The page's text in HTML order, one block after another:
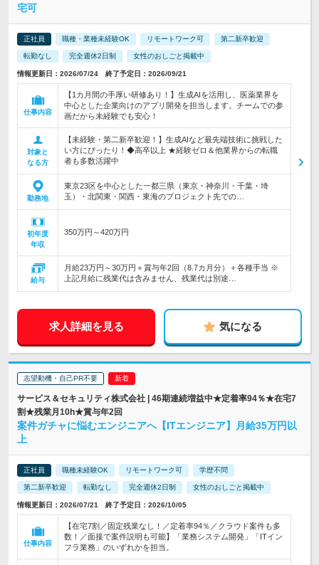
宅可
正社員 職種・業種未経験OK リモートワーク可 第二新卒歓迎
転勤なし 完全週休2日制 女性のおしごと掲載中
情報更新日：2026/07/24 終了予定日：2026/09/21
仕事内容
【1カ月間の手厚い研修あり！】生成AIを活用し、医薬業界を
中心とした企業向けのアプリ開発を担当します。チームでの参
画だから未経験でも安心！
対象と
なる方
【未経験・第二新卒歓迎！】生成AIなど最先端技術に挑戦した
い方にぴったり！◆高卒以上 ★経験ゼロ＆他業界からの転職
者も多数活躍中
勤務地
東京23区を中心とした一都三県（東京・神奈川・千葉・埼
玉）・北関東・関西・東海のプロジェクト先での…
初年度
年収
350万円～420万円
給与
月給23万円～30万円＋賞与年2回（8.7カ月分）＋各種手当 ※
上記月給に残業代は含みません、残業代は別途…
求人詳細を見る 気になる
志望動機・自己PR不要
サービス＆セキュリティ株式会社 | 46期連続増益中★定着率94％★在宅7
割★残業月10h★賞与年2回
案件ガチャに悩むエンジニアへ【ITエンジニア】月給35万円以
上
正社員 職種未経験OK リモートワーク可 学歴不問
第二新卒歓迎 転勤なし 完全週休2日制 女性のおしごと掲載中
情報更新日：2026/07/21 終了予定日：2026/10/05
仕事内容
【在宅7割／固定残業なし！／定着率94％／クラウド案件も多
数！／面接で案件説明も可能】「業務システム開発」「ITイン
フラ業務」のいずれかを担当。